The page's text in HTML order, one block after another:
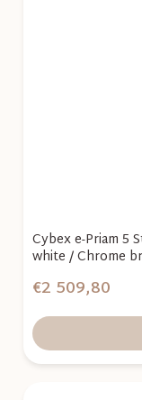
Cybex e-Priam 5
white / Chrome
€2 509,80